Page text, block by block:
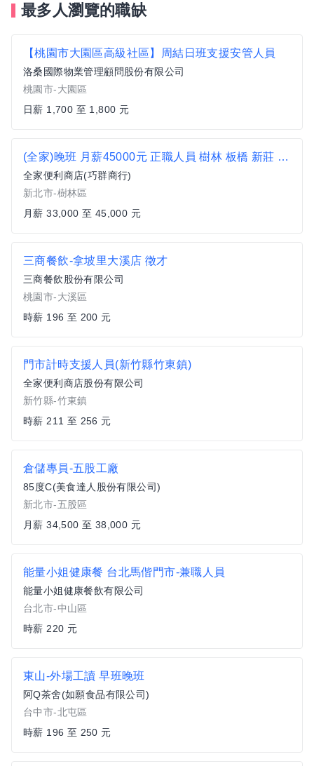
最多人瀏覽的職缺
【桃園市大園區高級社區】周結日班支援安管人員
洛桑國際物業管理顧問股份有限公司
桃園市-大園區
日薪 1,700 至 1,800 元
(全家)晚班 月薪45000元 正職人員 樹林 板橋 新莊 便利商店 超商 非7-11 非統一 樹林火車站 長壽公園
全家便利商店(巧群商行)
新北市-樹林區
月薪 33,000 至 45,000 元
三商餐飲-拿坡里大溪店 徵才
三商餐飲股份有限公司
桃園市-大溪區
時薪 196 至 200 元
門市計時支援人員(新竹縣竹東鎮)
全家便利商店股份有限公司
新竹縣-竹東鎮
時薪 211 至 256 元
倉儲專員-五股工廠
85度C(美食達人股份有限公司)
新北市-五股區
月薪 34,500 至 38,000 元
能量小姐健康餐 台北馬偕門市-兼職人員
能量小姐健康餐飲有限公司
台北市-中山區
時薪 220 元
東山-外場工讀 早班晚班
阿Q茶舍(如願食品有限公司)
台中市-北屯區
時薪 196 至 250 元